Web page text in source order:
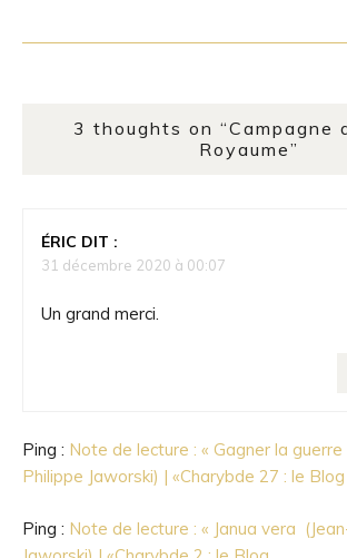
3 thoughts on “Campagne
Royaume”
ÉRIC DIT :
31 décembre 2020 à 00:07
Un grand merci.
Ping : Note de lecture : « Gagner la
Philippe Jaworski) | «Charybde 27 : le Blog
Ping : Note de lecture : « Janua vera